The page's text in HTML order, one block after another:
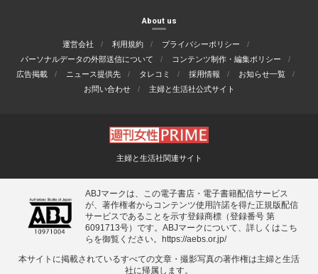
About us
運営会社 利用規約
プライバシーポリシー
パーソナルデータの外部送信について
コンテンツ制作・編集ポリシー
広告掲載
ニュース提供先 タレコミ 採用情報
お知らせ一覧
お問い合わせ
主婦と生活社公式サイト
主婦と生活社関連サイト
ABJマークは、この電子書店・電子書籍配信サービス
が、著作権者からコンテンツ使用許諾を得た正規版配信
サービスであることを示す登録商標（登録番号 第
6091713号）です。ABJマークについて、詳しくはこち
らを御覧ください。 https://aebs.or.jp/
本サイトに掲載されているすべての⽂章・撮影写真の著作権は主婦と⽣活
社に帰属します。